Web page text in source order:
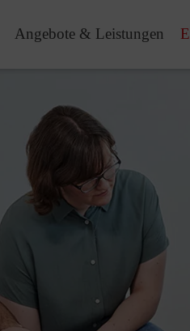
Angebote & Leistungen